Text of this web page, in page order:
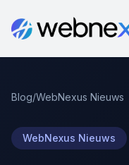
Blog/WebNexus Nieuws
WebNexus Nieuws